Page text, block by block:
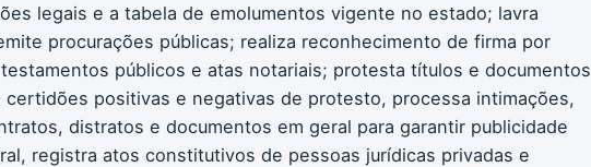
legais e a tabela de emolumentos vigente no estado; lavra
procurações públicas; realiza reconhecimento de firma por
públicos e atas notariais; protesta títulos e documentos
positivas e negativas de protesto, processa intimações,
distratos e documentos em geral para garantir publicidade
registra atos constitutivos de pessoas jurídicas privadas e